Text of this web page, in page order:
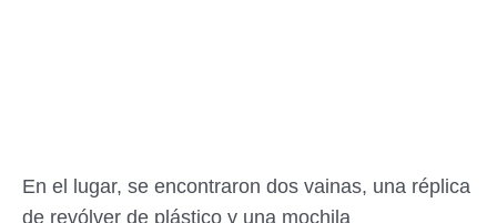
En el lugar, se encontraron dos vainas, una réplica
de revólver de plástico y una mochila